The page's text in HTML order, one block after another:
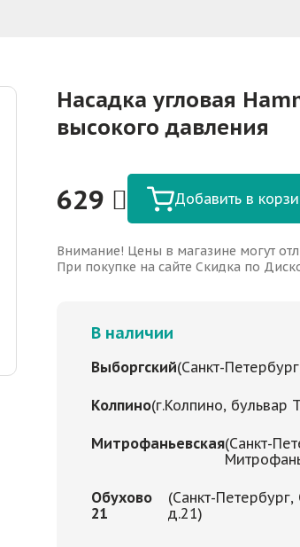
Насадка угловая
высокого давления
629 Добавить в
Внимание! Цены в магазине могут
При покупке на сайте Скидка по
В наличии
Выборгский(Санкт-
Колпино(г.Колпино, бульвар
Митрофаньевская(Санкт-
Обухово
21
(Санкт-
д.21)